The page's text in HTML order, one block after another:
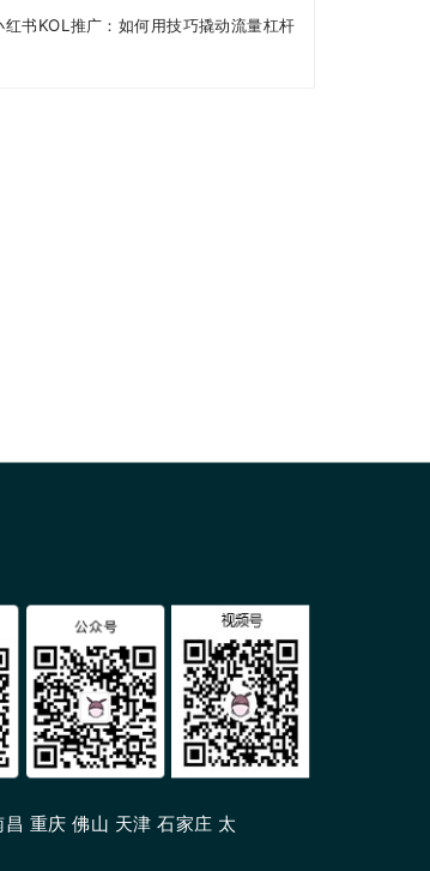
红书KOL推广：如何用技巧撬动流量杠杆
重庆 佛山 天津 石家庄 太